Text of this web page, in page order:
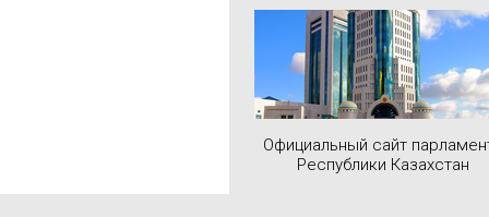
Официальный сайт
Республики Казахстан